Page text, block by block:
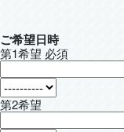
ご希望日時
第1希望 必須
第2希望